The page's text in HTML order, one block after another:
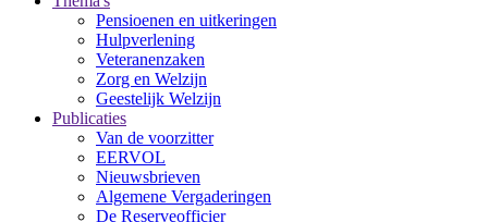
Pensioenen en uitkeringen
Hulpverlening
Veteranenzaken
Zorg en Welzijn
Geestelijk Welzijn
Publicaties
Van de voorzitter
EERVOL
Nieuwsbrieven
Algemene Vergaderingen
De Reserveofficier